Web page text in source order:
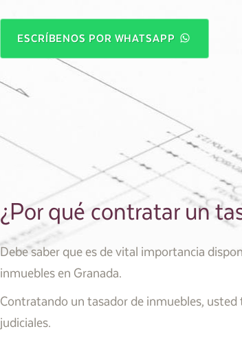
ESCRÍBENOS POR WHATSAPP
¿Por qué contratar un
Debe saber que es de vital importancia
inmuebles en Granada.
Contratando un tasador de inmuebles,
judiciales.